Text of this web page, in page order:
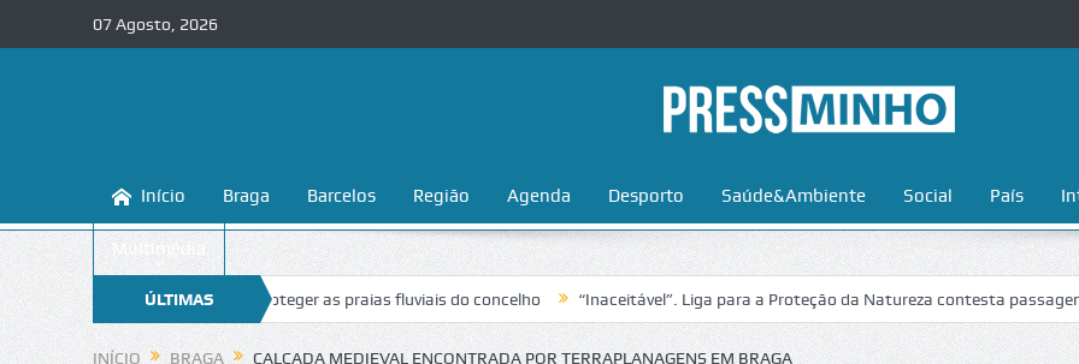
07 Agosto, 2026
Início Braga Barcelos Região Agenda Desporto Saúde&Ambiente Social País
Multimédia
ÚLTIMAS
NOTÍCIAS
a conhecer e proteger as praias fluviais do concelho “Inaceitável”. Liga para a Proteção da Natureza contesta passagem da Volta a
INÍCIO BRAGA CALÇADA MEDIEVAL ENCONTRADA POR TERRAPLANAGENS EM BRAGA